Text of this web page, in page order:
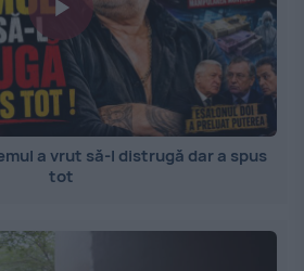
a vrut să-l distrugă dar a spus
tot